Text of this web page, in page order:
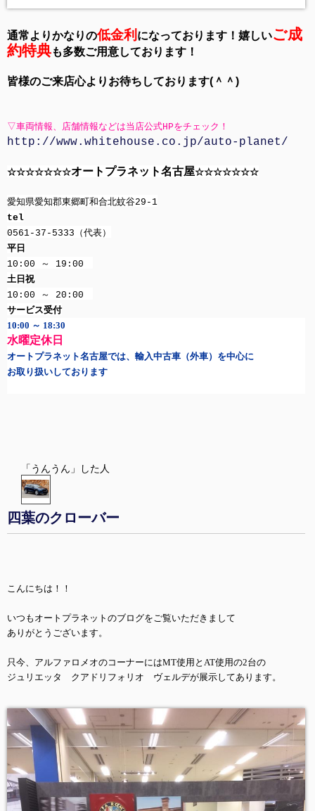
通常よりかなりの低金利 になっております！嬉しいご成
約特典も多数ご用意しております！
皆様のご来店心よりお待ちしております(＾＾)
▽車両情報、店舗情報などは当店公式HPをチェック！
http://www.whitehouse.co.jp/auto-planet/
☆☆☆☆☆☆☆オートプラネット名古屋☆☆☆☆☆☆☆
愛知県愛知郡東郷町和合北蚊谷29-1
tel
0561-37-5333（代表）
平日
10:00 ～ 19:00
土日祝
10:00 ～ 20:00
サービス受付
10:00 ～ 18:30
水曜定休日
オートプラネット名古屋では、輸入中古車（外車）を中心に
お取り扱いしております
「うんうん」した人
四葉のクローバー
こんにちは！！
いつもオートプラネットのブログをご覧いただきまして
ありがとうございます。
只今、アルファロメオのコーナーにはMT使用とAT使用の2台の
ジュリエッタ クアドリフォリオ ヴェルデが展示してあります。